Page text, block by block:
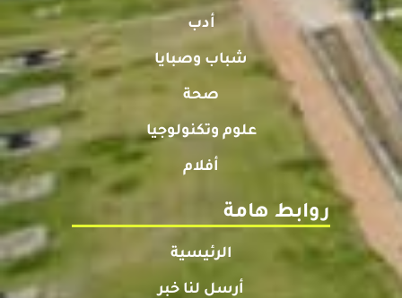
أدب
شباب وصبايا
صحة
علوم وتكنولوجيا
أفلام
روابط هامة
الرئيسية
أرسل لنا خبر